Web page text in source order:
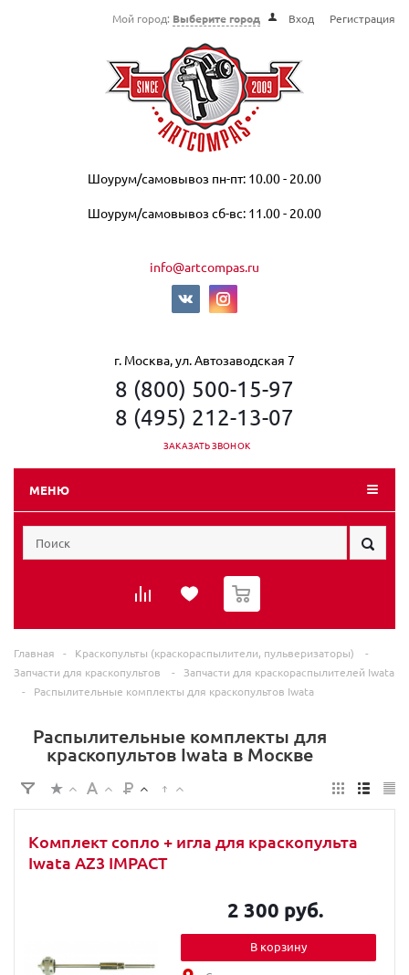
Мой город: Выберите город Вход Регистрация
Шоурум/самовывоз пн-пт: 10.00 - 20.00
Шоурум/самовывоз сб-вс: 11.00 - 20.00
info@artcompas.ru
г. Москва, ул. Автозаводская 7
8 (800) 500-15-97
8 (495) 212-13-07
ЗАКАЗАТЬ ЗВОНОК
МЕНЮ
0
Главная - Краскопульты (краскораспылители, пульверизаторы)
-
Запчасти для краскопультов
-
Запчасти для краскораспылителей Iwata
-
Распылительные комплекты для краскопультов Iwata
Распылительные комплекты для
краскопультов Iwata в Москве
Комплект сопло + игла для краскопульта
Iwata AZ3 IMPACT
2 300 руб.
В корзину